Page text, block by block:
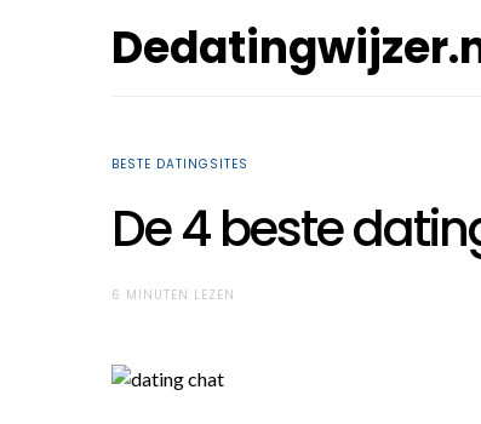
BESTE DATINGSITES
De 4 beste
6 MINUTEN LEZEN